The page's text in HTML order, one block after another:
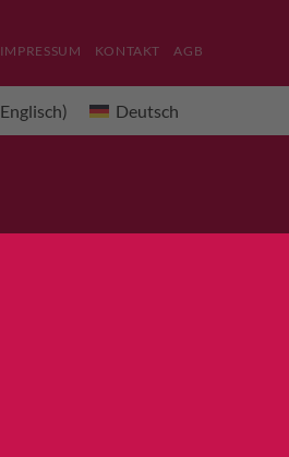
IMPRESSUM KONTAKT AGB
Englisch) Deutsch